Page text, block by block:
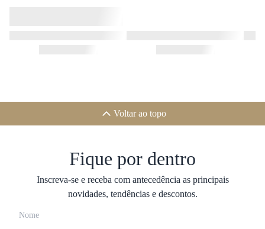
Voltar ao topo
Fique por dentro
Inscreva-se e receba com antecedência as principais
novidades, tendências e descontos.